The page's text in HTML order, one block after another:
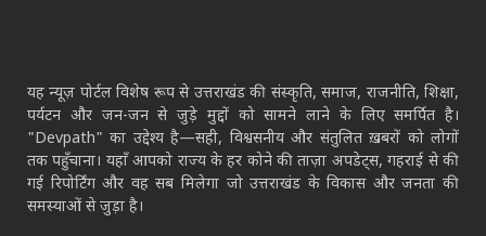
यह न्यूज़ पोर्टल विशेष रूप से उत्तराखंड की संस्कृति, समाज, राजनीति, शिक्षा,
पर्यटन और जन-जन से जुड़े मुद्दों को सामने लाने के लिए समर्पित है।
"Devpath" का उद्देश्य है—सही, विश्वसनीय और संतुलित ख़बरों को लोगों
तक पहुँचाना। यहाँ आपको राज्य के हर कोने की ताज़ा अपडेट्स, गहराई से की
गई रिपोर्टिंग और वह सब मिलेगा जो उत्तराखंड के विकास और जनता की
समस्याओं से जुड़ा है।